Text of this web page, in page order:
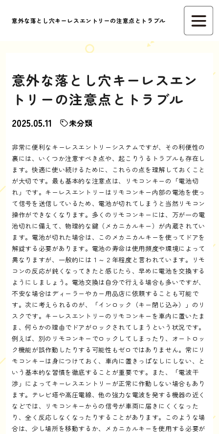
意外な落とし穴キーレスエントリーの注意点とトラブル
意外な落とし穴キーレスエン
トリーの注意点とトラブル
2025.05.11 未分類
非常に便利なキーレスエントリーシステムですが、その利便性の
裏には、いくつか注意すべき点や、起こりうるトラブルも存在し
ます。快適に使い続けるために、これらの点を理解しておくこと
が大切です。最も基本的な注意点は、リモコンキーの「電池切
れ」です。キーレスエントリーはリモコンキー内部の電池を使っ
て信号を送信しているため、電池が切れてしまうと当然リモコン
操作ができなくなります。多くのリモコンキーには、万が一の電
池切れに備えて、物理的な鍵（メカニカルキー）が内蔵されてい
ます。電池が切れた場合は、このメカニカルキーを使ってドアを
解錠する必要があります。電池の寿命は使用頻度や環境によって
異なりますが、一般的には１～２年程度と言われています。リモ
コンの反応が鈍くなってきたと感じたら、早めに電池を交換する
ようにしましょう。電池交換は自分で行える場合も多いですが、
不安な場合はディーラーやカー用品店に依頼することも可能で
す。次に考えられるのが、「インロック（キー閉じ込み）」のリ
スクです。キーレスエントリーのリモコンキーを車内に置いたま
ま、何らかの理由でドアがロックされてしまうという状況です。
例えば、別のリモコンキーでロックしてしまったり、オートロッ
ク機能が誤作動したりする可能性もゼロではありません。常にリ
モコンキーは身につけておく、車内に置きっぱなしにしない、と
いう基本的な習慣を徹底することが重要です。また、「電波干
渉」によってキーレスエントリーが正常に作動しない場合もあり
ます。テレビ塔や高圧電線、他の強力な電波を発する機器の近く
などでは、リモコンキーからの信号が車両に届きにくくなった
り、全く反応しなくなったりすることがあります。このような場
合は、少し場所を移動するか、メカニカルキーを使用する必要が